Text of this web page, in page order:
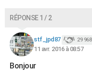
COPAINS D'AVANT
S'inscrire
Se connecter
Lycées
Collèges
Primaires
Universités
Entreprises
Service militaire
Avis de recherche
AVIS DE DÉCÈS
RÉPONSE 1 / 2
stf_jpd87 29 968
11 avr. 2016 à 08:57
Bonjour